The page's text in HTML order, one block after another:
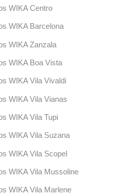
WIKA Centro
WIKA Barcelona
WIKA Zanzala
WIKA Boa Vista
WIKA Vila Vivaldi
WIKA Vila Vianas
WIKA Vila Tupi
WIKA Vila Suzana
WIKA Vila Scopel
WIKA Vila Mussoline
WIKA Vila Marlene